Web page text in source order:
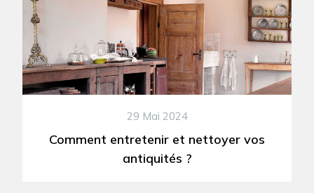
29 Mai 2024
Comment entretenir et nettoyer vos
antiquités ?